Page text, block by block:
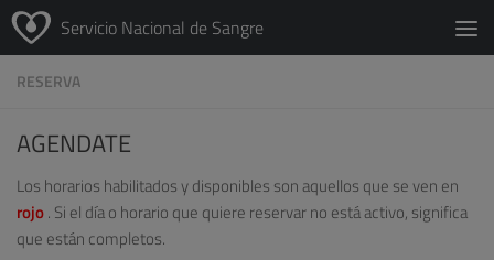
Servicio Nacional de Sangre
RESERVA
AGENDATE
Los horarios habilitados y disponibles son aquellos que se ven en
rojo. Si el día o horario que quiere reservar no está activo, significa
que están completos.